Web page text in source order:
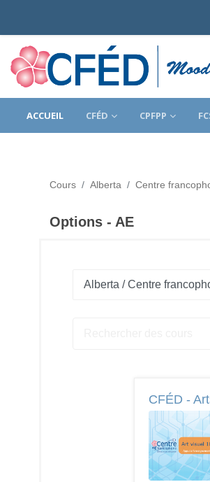
ACCUEIL CFÉD CPFPP
Cours Alberta Centre
Options - AE
Catégories de cours
CFÉD -